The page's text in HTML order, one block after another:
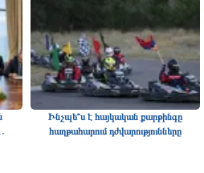
Ինչպե՞ս է հայկական քարթինգը
հաղթահարում դժվարությունները